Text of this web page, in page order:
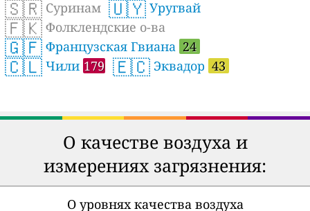
🇸🇷 Суринам 🇺🇾 Уругвай
🇫🇰 Фолклендские о-ва
🇬🇫 Французская Гвиана 24
🇨🇱 Чили 179 🇪🇨 Эквадор 43
О качестве воздуха и
измерениях загрязнения:
О уровнях качества воздуха